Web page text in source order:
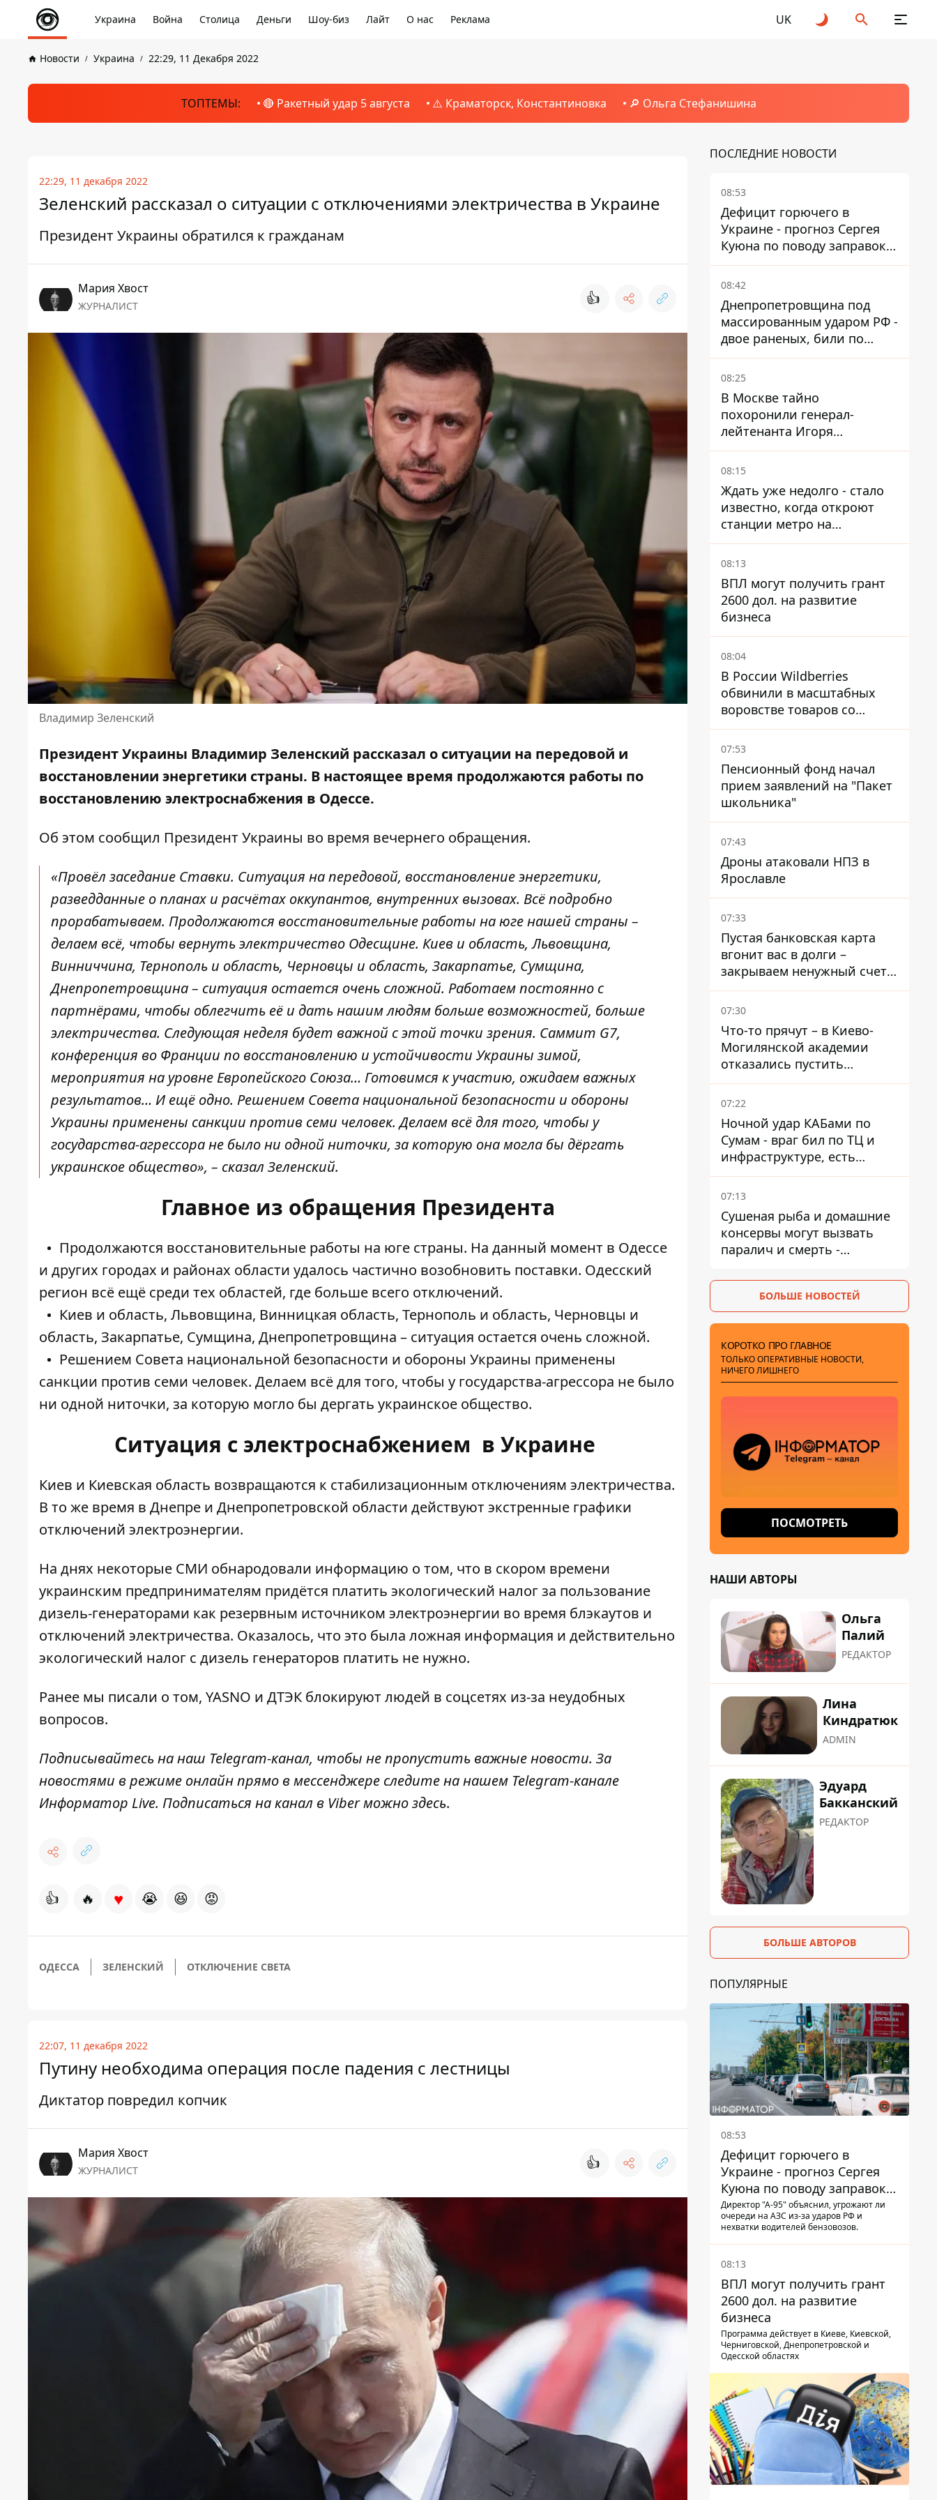
Украина Война Столица Деньги Шоу-биз Лайт О нас Реклама UK
Новости Украина 22:29, 11 Декабря 2022
ТОПТЕМЫ: 🔴 Ракетный удар 5 августа ⚠️ Краматорск, Константиновка 🔎 Ольга Стефанишина
22:29, 11 декабря 2022
Зеленский рассказал о ситуации с отключениями электричества в Украине
Президент Украины обратился к гражданам
Мария Хвост
ЖУРНАЛИСТ 👍
Владимир Зеленский
Президент Украины Владимир Зеленский рассказал о ситуации на передовой и
восстановлении энергетики страны. В настоящее время продолжаются работы по
восстановлению электроснабжения в Одессе.
Об этом сообщил Президент Украины во время вечернего обращения.
«Провёл заседание Ставки. Ситуация на передовой, восстановление энергетики,
разведданные о планах и расчётах оккупантов, внутренних вызовах. Всё подробно
прорабатываем. Продолжаются восстановительные работы на юге нашей страны –
делаем всё, чтобы вернуть электричество Одесщине. Киев и область, Львовщина,
Винниччина, Тернополь и область, Черновцы и область, Закарпатье, Сумщина,
Днепропетровщина – ситуация остается очень сложной. Работаем постоянно с
партнёрами, чтобы облегчить её и дать нашим людям больше возможностей, больше
электричества. Следующая неделя будет важной с этой точки зрения. Саммит G7,
конференция во Франции по восстановлению и устойчивости Украины зимой,
мероприятия на уровне Европейского Союза… Готовимся к участию, ожидаем важных
результатов… И ещё одно. Решением Совета национальной безопасности и обороны
Украины применены санкции против семи человек. Делаем всё для того, чтобы у
государства-агрессора не было ни одной ниточки, за которую она могла бы дёргать
украинское общество», – сказал Зеленский.
Главное из обращения Президента
Продолжаются восстановительные работы на юге страны. На данный момент в Одессе
и других городах и районах области удалось частично возобновить поставки. Одесский
регион всё ещё среди тех областей, где больше всего отключений.
Киев и область, Львовщина, Винницкая область, Тернополь и область, Черновцы и
область, Закарпатье, Сумщина, Днепропетровщина – ситуация остается очень сложной.
Решением Совета национальной безопасности и обороны Украины применены
санкции против семи человек. Делаем всё для того, чтобы у государства-агрессора не было
ни одной ниточки, за которую могло бы дергать украинское общество.
Ситуация с электроснабжением в Украине
Киев и Киевская область возвращаются к стабилизационным отключениям электричества.
В то же время в Днепре и Днепропетровской области действуют экстренные графики
отключений электроэнергии.
На днях некоторые СМИ обнародовали информацию о том, что в скором времени
украинским предпринимателям придётся платить экологический налог за пользование
дизель-генераторами как резервным источником электроэнергии во время блэкаутов и
отключений электричества. Оказалось, что это была ложная информация и действительно
экологический налог с дизель генераторов платить не нужно.
Ранее мы писали о том, YASNO и ДТЭК блокируют людей в соцсетях из-за неудобных
вопросов.
Подписывайтесь на наш Telegram-канал, чтобы не пропустить важные новости. За
новостями в режиме онлайн прямо в мессенджере следите на нашем Telegram-канале
Информатор Live. Подписаться на канал в Viber можноздесь.
👍 🔥 ♥ 😭 😆 😡
ОДЕССА ЗЕЛЕНСКИЙ ОТКЛЮЧЕНИЕ СВЕТА
22:07, 11 декабря 2022
Путину необходима операция после падения с лестницы
Диктатор повредил копчик
Мария Хвост
ЖУРНАЛИСТ 👍
ПОСЛЕДНИЕ НОВОСТИ
08:53
Дефицит горючего в
Украине - прогноз Сергея
Куюна по поводу заправок и
очередей
08:42
Днепропетровщина под
массированным ударом РФ -
двое раненых, били по
Никопольщине и
Синельниковщине
08:25
В Москве тайно
похоронили генерал-
лейтенанта Игоря
Иерусалимова – мог
погибнуть от взрыва в
08:15
Ждать уже недолго - стало
известно, когда откроют
станции метро на
Виноградаре
08:13
ВПЛ могут получить грант
2600 дол. на развитие
бизнеса
08:04
В России Wildberries
обвинили в масштабных
воровстве товаров со
складов
07:53
Пенсионный фонд начал
прием заявлений на "Пакет
школьника"
07:43
Дроны атаковали НПЗ в
Ярославле
07:33
Пустая банковская карта
вгонит вас в долги –
закрываем ненужный счет
правильно
07:30
Что-то прячут – в Киево-
Могилянской академии
отказались пустить
комиссию по охране
памятников на территорию
07:22
Ночной удар КАБами по
Сумам - враг бил по ТЦ и
инфраструктуре, есть
ранены
07:13
Сушеная рыба и домашние
консервы могут вызвать
паралич и смерть -
предупреждает о ботулизме
БОЛЬШЕ НОВОСТЕЙ
КОРОТКО ПРО ГЛАВНОЕ
ТОЛЬКО ОПЕРАТИВНЫЕ НОВОСТИ,
НИЧЕГО ЛИШНЕГО
ПОСМОТРЕТЬ
НАШИ АВТОРЫ
Ольга
Палий
РЕДАКТОР
Лина
Киндратюк
ADMIN
Эдуард
Бакканский
РЕДАКТОР
БОЛЬШЕ АВТОРОВ
ПОПУЛЯРНЫЕ
08:53
Дефицит горючего в
Украине - прогноз Сергея
Куюна по поводу заправок и
очередей
Директор "А-95" объяснил, угрожают ли
очереди на АЗС из-за ударов РФ и
нехватки водителей бензовозов.
08:13
ВПЛ могут получить грант
2600 дол. на развитие
бизнеса
Программа действует в Киеве, Киевской,
Черниговской, Днепропетровской и
Одесской областях